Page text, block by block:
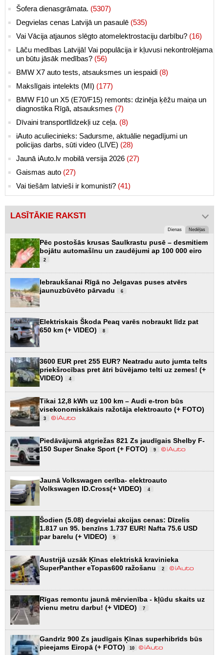
Šofera dienasgrāmata. (5307)
Degvielas cenas Latvijā un pasaulē (535)
Vai Vācija atjaunos slēgto atomelektrostaciju darbību? (16)
Lāču medības Latvijā! Vai populācija ir kļuvusi nekontrolējama
un būtu jāsāk medības? (56)
BMW X7 auto tests, atsauksmes un iespaidi (8)
Makslīgais intelekts (MI) (177)
BMW F10 un X5 (E70/F15) remonts: dzinēja ķēžu maiņa un
diagnostika Rīgā, atsauksmes (7)
Dīvaini transportlīdzekļi uz ceļa. (8)
iAuto aculiecinieks: Sadursme, aktuālie negadījumi un
policijas darbs, sūti video (LIVE) (28)
Jaunā iAuto.lv mobilā versija 2026 (27)
Gaismas auto (27)
Vai tiešām latvieši ir komunisti? (41)
LASĪTĀKIE RAKSTI
Dienas Nedēļas
Pēc postošās krusas Saulkrastu pusē – desmitiem
bojātu automašīnu un zaudējumi ap 100 000 eiro
2
Iebraukšanai Rīgā no Jelgavas puses atvērs
jaunuzbūvēto pārvadu
6
Elektriskais Škoda Peaq varēs nobraukt līdz pat
650 km (+ VIDEO)
8
3600 EUR pret 255 EUR? Neatradu auto jumta telts
priekšrocības pret ātri būvējamo telti uz zemes! (+
VIDEO)
4
Tikai 12,8 kWh uz 100 km – Audi e-tron būs
visekonomiskākais ražotāja elektroauto (+ FOTO)
3
Piedāvājumā atgriežas 821 Zs jaudīgais Shelby F-
150 Super Snake Sport (+ FOTO)
9
Jaunā Volkswagen cerība- elektroauto
Volkswagen ID.Cross(+ VIDEO)
4
Šodien (5.08) degvielai akcijas cenas: Dīzelis
1.817 un 95. benzīns 1.737 EUR! Nafta 75.6 USD
par barelu (+ VIDEO)
9
Austrijā uzsāk Ķīnas elektriskā kravinieka
SuperPanther eTopas600 ražošanu
2
Rīgas remontu jaunā mērvienība - kļūdu skaits uz
vienu metru darbu! (+ VIDEO)
7
Gandrīz 900 Zs jaudīgais Ķīnas superhibrīds būs
pieejams Eiropā (+ FOTO)
10